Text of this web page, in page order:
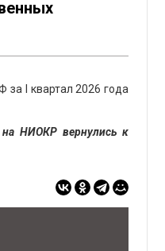
за I квартал 2026 года
на НИОКР вернулись к